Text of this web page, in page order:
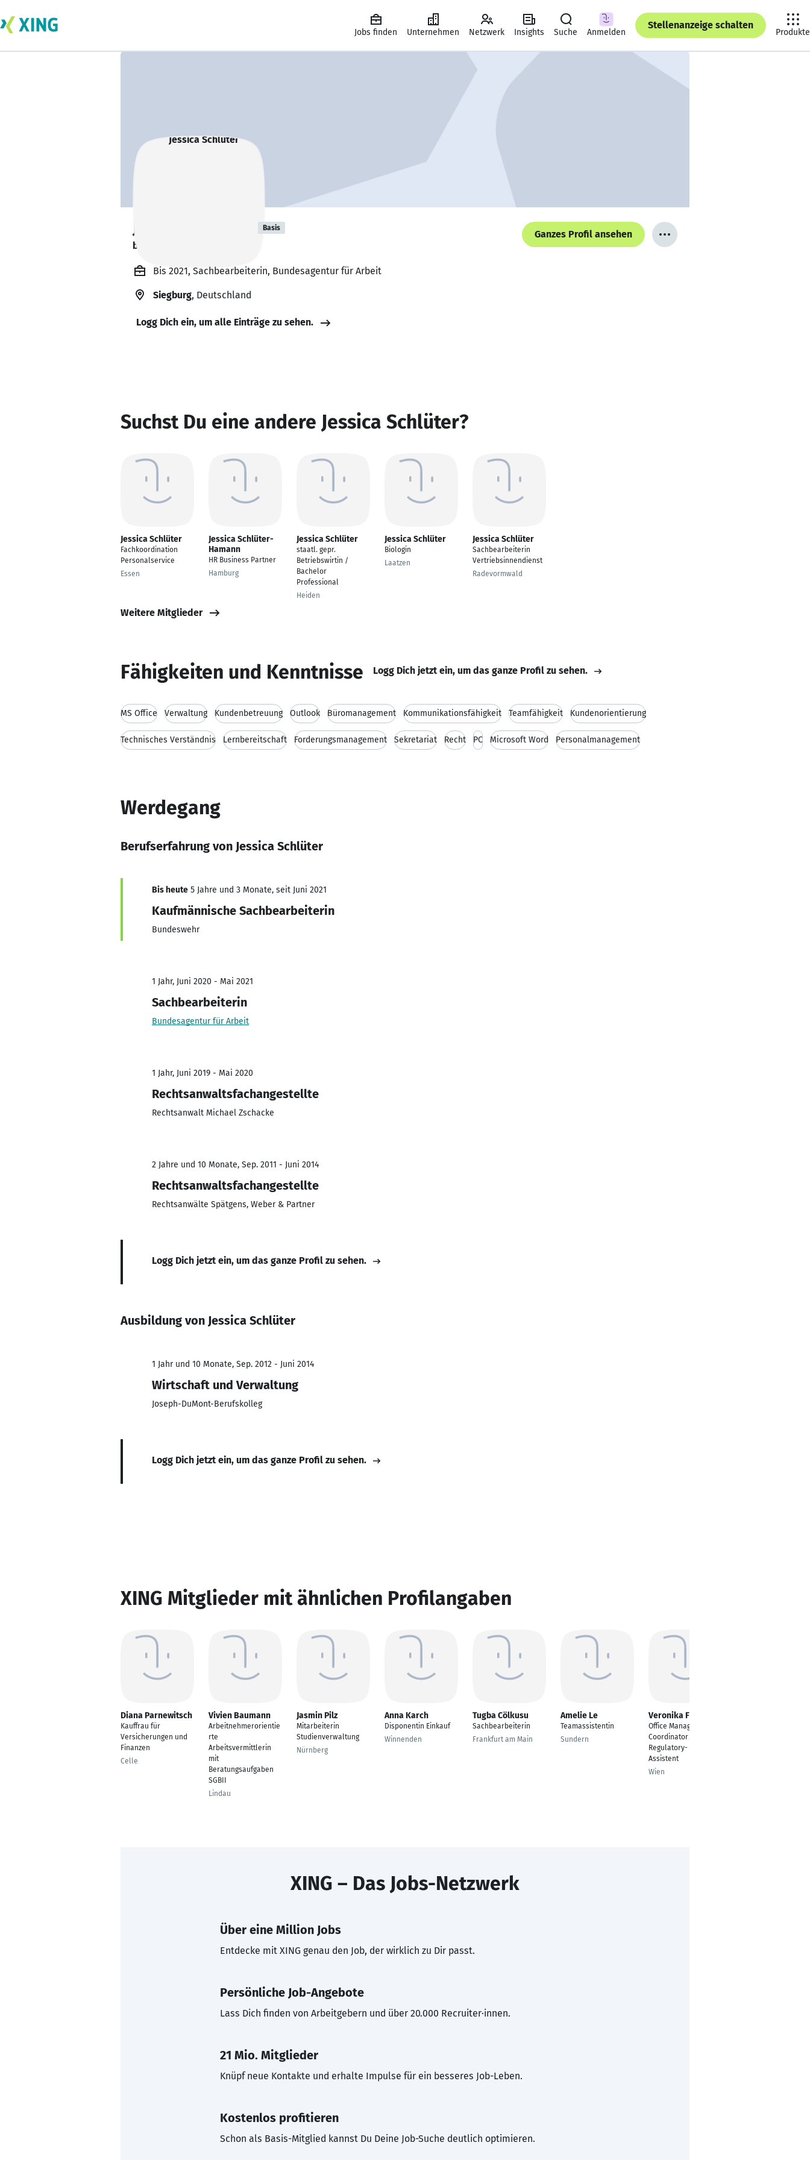
Jobs finden Unternehmen Netzwerk Insights Suche Anmelden
Stellenanzeige schalten
Produkte
Jessica Schlüter Basis
bildet sich zurzeit weiter. 🎓
Ganzes Profil ansehen
Bis 2021, Sachbearbeiterin, Bundesagentur für Arbeit
Siegburg, Deutschland
Logg Dich ein, um alle Einträge zu sehen.
Suchst Du eine andere Jessica Schlüter?
Jessica Schlüter
Fachkoordination
Personalservice
Essen
Jessica Schlüter-
Hamann
HR Business Partner
Hamburg
Jessica Schlüter
staatl. gepr.
Betriebswirtin /
Bachelor
Professional
Heiden
Jessica Schlüter
Biologin
Laatzen
Jessica Schlüter
Sachbearbeiterin
Vertriebsinnendienst
Radevormwald
Weitere Mitglieder
Fähigkeiten und Kenntnisse Logg Dich jetzt ein, um das ganze Profil zu sehen.
MS Office Verwaltung Kundenbetreuung Outlook Büromanagement Kommunikationsfähigkeit Teamfähigkeit Kundenorientierung
Technisches Verständnis Lernbereitschaft Forderungsmanagement Sekretariat Recht PC Microsoft Word Personalmanagement
Werdegang
Berufserfahrung von Jessica Schlüter
Bis heute 5 Jahre und 3 Monate, seit Juni 2021
Kaufmännische Sachbearbeiterin
Bundeswehr
1 Jahr, Juni 2020 - Mai 2021
Sachbearbeiterin
Bundesagentur für Arbeit
1 Jahr, Juni 2019 - Mai 2020
Rechtsanwaltsfachangestellte
Rechtsanwalt Michael Zschacke
2 Jahre und 10 Monate, Sep. 2011 - Juni 2014
Rechtsanwaltsfachangestellte
Rechtsanwälte Spätgens, Weber & Partner
Logg Dich jetzt ein, um das ganze Profil zu sehen.
Ausbildung von Jessica Schlüter
1 Jahr und 10 Monate, Sep. 2012 - Juni 2014
Wirtschaft und Verwaltung
Joseph-DuMont-Berufskolleg
Logg Dich jetzt ein, um das ganze Profil zu sehen.
XING Mitglieder mit ähnlichen Profilangaben
Diana Parnewitsch
Kauffrau für
Versicherungen und
Finanzen
Celle
Vivien Baumann
Arbeitnehmerorientie
rte
Arbeitsvermittlerin
mit
Beratungsaufgaben
SGBII
Lindau
Jasmin Pilz
Mitarbeiterin
Studienverwaltung
Nürnberg
Anna Karch
Disponentin Einkauf
Winnenden
Tugba Cölkusu
Sachbearbeiterin
Frankfurt am Main
Amelie Le
Teamassistentin
Sundern
Veronika Funk
Office Manager / EHS
Coordinator / IT-,
Regulatory- & HR-
Assistent
Wien
XING – Das Jobs-Netzwerk
Über eine Million Jobs
Entdecke mit XING genau den Job, der wirklich zu Dir passt.
Persönliche Job-Angebote
Lass Dich finden von Arbeitgebern und über 20.000 Recruiter·innen.
21 Mio. Mitglieder
Knüpf neue Kontakte und erhalte Impulse für ein besseres Job-Leben.
Kostenlos profitieren
Schon als Basis-Mitglied kannst Du Deine Job-Suche deutlich optimieren.